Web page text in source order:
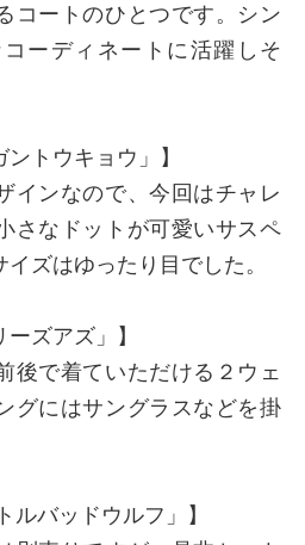
コートのひとつです。シン
ーディネートに活躍しそ
ントウキョウ」】
インなので、今回はチャレ
さなドットが可愛いサスペ
ズはゆったり目でした。
ズアズ」】
後で着ていただける２ウェ
グにはサングラスなどを掛
ルバッドウルフ」】